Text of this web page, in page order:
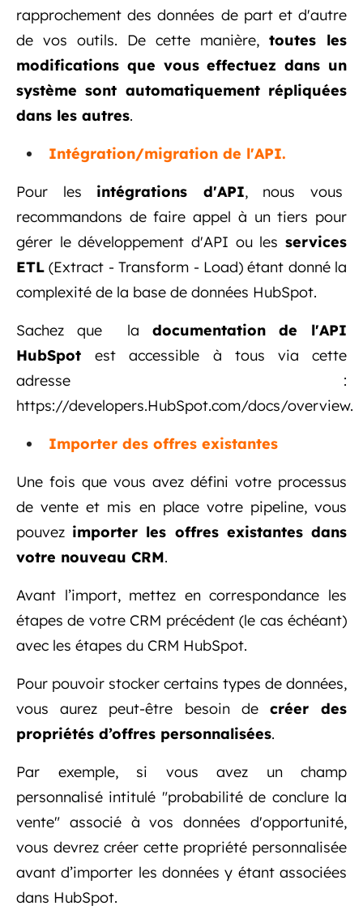
rapprochement des données de part et d'autre
de vos outils. De cette manière, toutes les
modifications que vous effectuez dans un
système sont automatiquement répliquées
dans les autres.
Intégration/migration de l'API.
Pour les intégrations d'API, nous vous
recommandons de faire appel à un tiers pour
gérer le développement d'API ou les services
ETL (Extract - Transform - Load) étant donné la
complexité de la base de données HubSpot.
Sachez que la documentation de l'API
HubSpotest accessible à tous via cette
adresse :
https://developers.HubSpot.com/docs/overview.
Importer des offres existantes
Une fois que vous avez défini votre processus
de vente et mis en place votre pipeline, vous
pouvez importer les offres existantes dans
votre nouveau CRM.
Avant l’import, mettez en correspondance les
étapes de votre CRM précédent (le cas échéant)
avec les étapes du CRM HubSpot.
Pour pouvoir stocker certains types de données,
vous aurez peut-être besoin de créer des
propriétés d’offres personnalisées.
Par exemple, si vous avez un champ
personnalisé intitulé "probabilité de conclure la
vente" associé à vos données d'opportunité,
vous devrez créer cette propriété personnalisée
avant d’importer les données y étant associées
dans HubSpot.